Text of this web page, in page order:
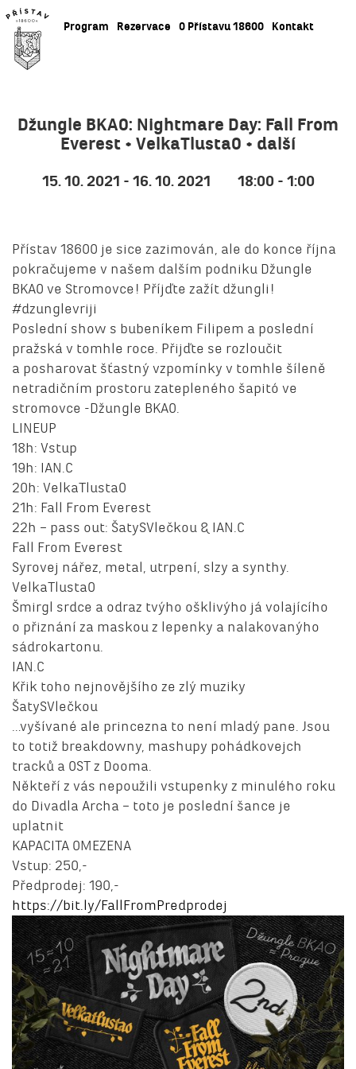
Program Rezervace O Přístavu 18600 Kontakt
Džungle BKAO: Nightmare Day: Fall From
Everest + VelkaTlusta0 + další
15. 10. 2021 - 16. 10. 2021 18:00 - 1:00
Přístav 18600 je sice zazimován, ale do konce října
pokračujeme v našem dalším podniku Džungle
BKAO ve Stromovce! Příjďte zažít džungli!
#dzunglevriji
Poslední show s bubeníkem Filipem a poslední
pražská v tomhle roce. Přijďte se rozloučit
a posharovat šťastný vzpomínky v tomhle šíleně
netradičním prostoru zatepleného šapitó ve
stromovce -Džungle BKAO.
LINEUP
18h: Vstup
19h: IAN.C
20h: VelkaTlusta0
21h: Fall From Everest
22h – pass out: ŠatySVlečkou & IAN.C
Fall From Everest
Syrovej nářez, metal, utrpení, slzy a synthy.
VelkaTlusta0
Šmirgl srdce a odraz tvýho ošklivýho já volajícího
o přiznání za maskou z lepenky a nalakovanýho
sádrokartonu.
IAN.C
Křik toho nejnovějšího ze zlý muziky
ŠatySVlečkou
…vyšívané ale princezna to není mladý pane. Jsou
to totiž breakdowny, mashupy pohádkovejch
tracků a OST z Dooma.
Někteří z vás nepoužili vstupenky z minulého roku
do Divadla Archa – toto je poslední šance je
uplatnit
KAPACITA OMEZENA
Vstup: 250,-
Předprodej: 190,-
https://bit.ly/FallFromPredprodej